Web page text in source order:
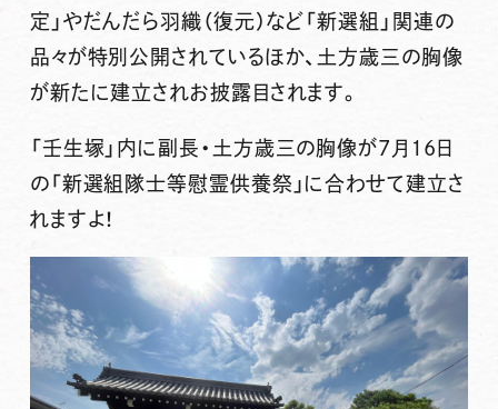
定 」やだんだら羽織（復元） など「新選組」関連の
品々が特別公開されているほか、 土方歳三 の胸像
が新たに建立されお披露目されます。
「壬生塚」内に副長・土方歳三の胸像が7月16日
の「新選組隊士等慰霊供養祭」に合わせて建立さ
れますよ！